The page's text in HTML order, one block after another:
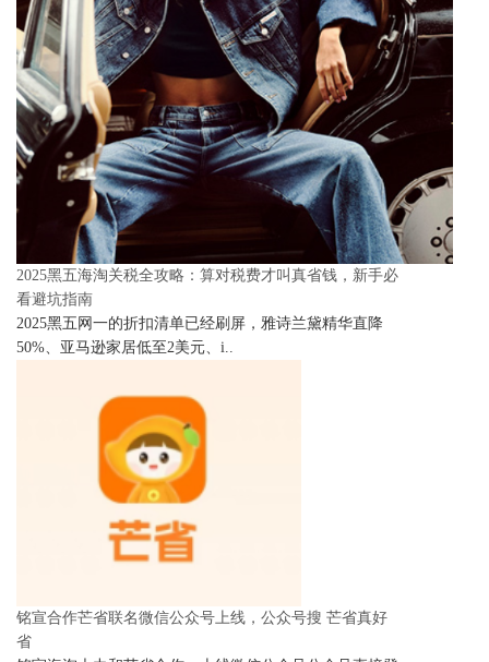
2025黑五海淘关税全攻略：算对税费才叫真省钱，新手必
看避坑指南
2025黑五网一的折扣清单已经刷屏，雅诗兰黛精华直降
50%、亚马逊家居低至2美元、i..
铭宣合作芒省联名微信公众号上线，公众号搜 芒省真好
省